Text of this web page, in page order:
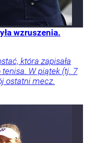
wzruszenia.
która zapisała
W piątek (tj. 7
ostatni mecz.